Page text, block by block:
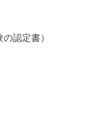
認定書）